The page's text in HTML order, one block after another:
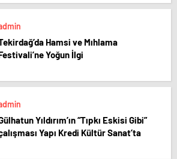
Hamsi ve Mıhlama
Yoğun İlgi
Yıldırım’ın “Tıpkı Eskisi Gibi”
Yapı Kredi Kültür Sanat’ta